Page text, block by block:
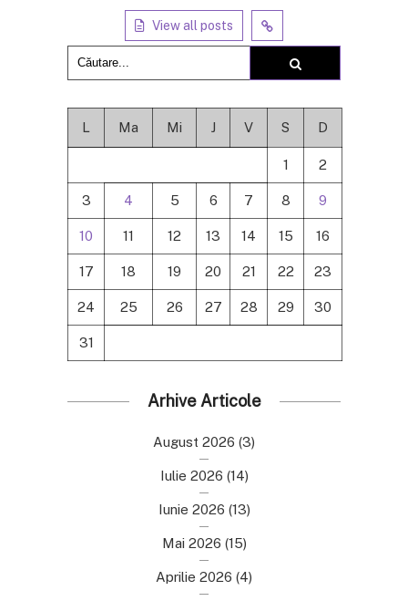
View all posts
L Ma Mi J V S D
1 2
3 4 5 6 7 8 9
10 11 12 13 14 15 16
17 18 19 20 21 22 23
24 25 26 27 28 29 30
31
Arhive Articole
August 2026 (3)
Iulie 2026 (14)
Iunie 2026 (13)
Mai 2026 (15)
Aprilie 2026 (4)